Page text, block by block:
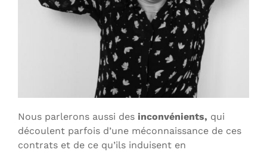
Nous parlerons aussi des inconvénients, qui
découlent parfois d’une méconnaissance de ces
contrats et de ce qu’ils induisent en